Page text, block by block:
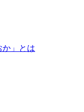
か」とは